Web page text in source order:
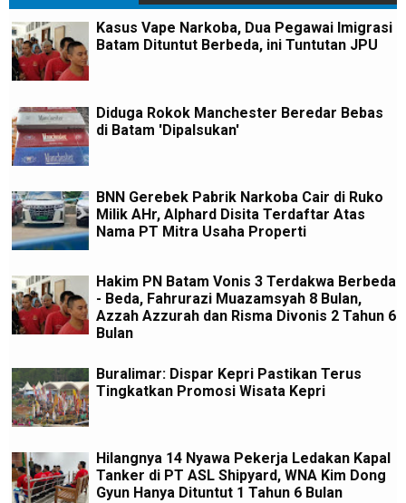
Kasus Vape Narkoba, Dua Pegawai Imigrasi
Batam Dituntut Berbeda, ini Tuntutan JPU
Diduga Rokok Manchester Beredar Bebas
di Batam 'Dipalsukan'
BNN Gerebek Pabrik Narkoba Cair di Ruko
Milik AHr, Alphard Disita Terdaftar Atas
Nama PT Mitra Usaha Properti
Hakim PN Batam Vonis 3 Terdakwa Berbeda
- Beda, Fahrurazi Muazamsyah 8 Bulan,
Azzah Azzurah dan Risma Divonis 2 Tahun 6
Bulan
Buralimar: Dispar Kepri Pastikan Terus
Tingkatkan Promosi Wisata Kepri
Hilangnya 14 Nyawa Pekerja Ledakan Kapal
Tanker di PT ASL Shipyard, WNA Kim Dong
Gyun Hanya Dituntut 1 Tahun 6 Bulan